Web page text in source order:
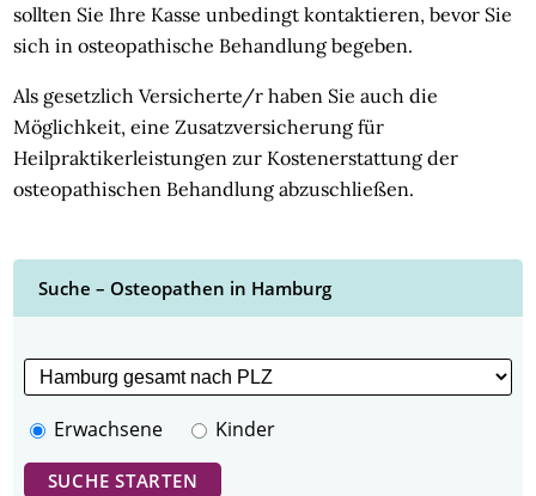
sollten Sie Ihre Kasse unbedingt kontaktieren, bevor Sie
sich in osteopathische Behandlung begeben.
Als gesetzlich Versicherte/r haben Sie auch die
Möglichkeit, eine Zusatzversicherung für
Heilpraktikerleistungen zur Kostenerstattung der
osteopathischen Behandlung abzuschließen.
Suche – Osteopathen in Hamburg
Erwachsene Kinder